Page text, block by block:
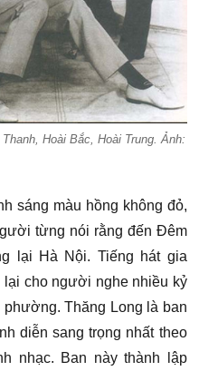
Hoài Bắc, Hoài Trung. Ảnh:
sáng màu hồng không đỏ,
từng nói rằng đến Đêm
lại Hà Nội. Tiếng hát gia
cho người nghe nhiều kỷ
phường. Thăng Long là ban
diễn sang trọng nhất theo
nhạc. Ban này thành lập